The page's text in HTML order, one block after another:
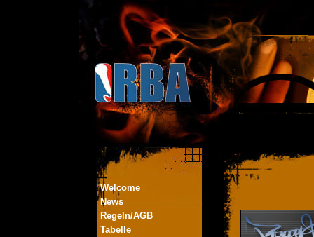
Welcome
News
Regeln/AGB
Tabelle